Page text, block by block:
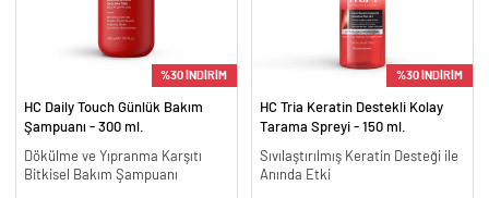
%30 İNDİRİM
HC Daily Touch Günlük Bakım
Şampuanı - 300 ml.
Dökülme ve Yıpranma Karşıtı
Bitkisel Bakım Şampuanı
%30 İNDİRİM
HC Tria Keratin Destekli Kolay
Tarama Spreyi - 150 ml.
Sıvılaştırılmış Keratin Desteği ile
Anında Etki